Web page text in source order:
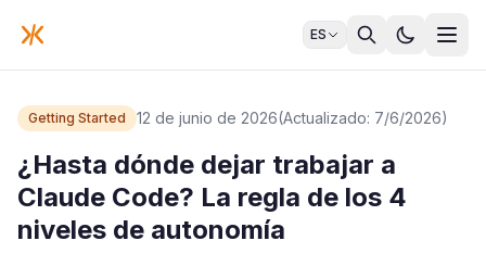
ES
Getting Started 12 de junio de 2026(Actualizado: 7/6/2026)
¿Hasta dónde dejar trabajar a
Claude Code? La regla de los 4
niveles de autonomía